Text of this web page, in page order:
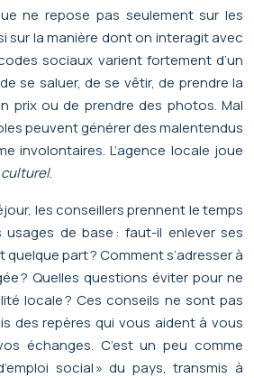
ne repose pas seulement sur les
sur la manière dont on interagit avec
sociaux varient fortement d’un
se saluer, de se vêtir, de prendre la
prix ou de prendre des photos. Mal
peuvent générer des malentendus
involontaires. L’agence locale joue
.
les conseillers prennent le temps
de base : faut-il enlever ses
part ? Comment s’adresser à
? Quelles questions éviter pour ne
locale ? Ces conseils ne sont pas
des repères qui vous aident à vous
échanges. C’est un peu comme
social » du pays, transmis à